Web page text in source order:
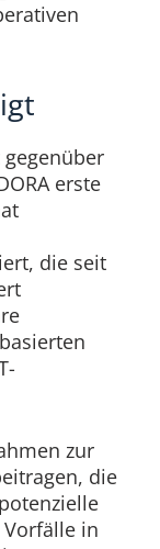
erste
die seit
zur
die
in